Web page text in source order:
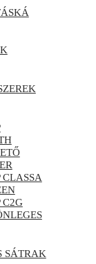
CLASSA
C2G
SÁTRAK